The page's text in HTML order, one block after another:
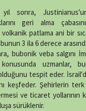
sonra,
geri alma
patlama ani bir
3 ila 6 derece
bubonik veba salgını
uzmanlar,
tespit eder.
keşfeder. Şehirlerin
ve ticaret yollarının
sürüklenir.